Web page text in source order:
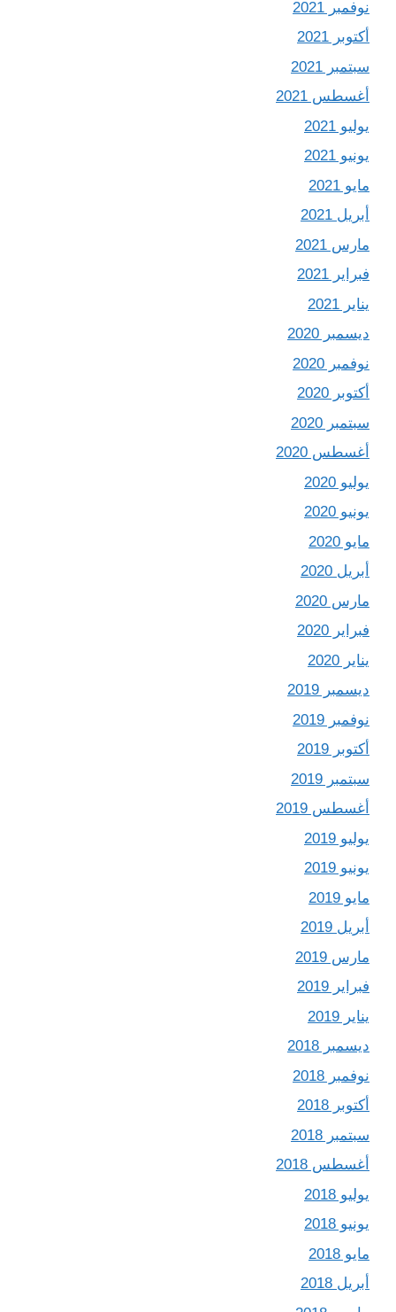
نوفمبر 2021
أكتوبر 2021
سبتمبر 2021
أغسطس 2021
يوليو 2021
يونيو 2021
مايو 2021
أبريل 2021
مارس 2021
فبراير 2021
يناير 2021
ديسمبر 2020
نوفمبر 2020
أكتوبر 2020
سبتمبر 2020
أغسطس 2020
يوليو 2020
يونيو 2020
مايو 2020
أبريل 2020
مارس 2020
فبراير 2020
يناير 2020
ديسمبر 2019
نوفمبر 2019
أكتوبر 2019
سبتمبر 2019
أغسطس 2019
يوليو 2019
يونيو 2019
مايو 2019
أبريل 2019
مارس 2019
فبراير 2019
يناير 2019
ديسمبر 2018
نوفمبر 2018
أكتوبر 2018
سبتمبر 2018
أغسطس 2018
يوليو 2018
يونيو 2018
مايو 2018
أبريل 2018